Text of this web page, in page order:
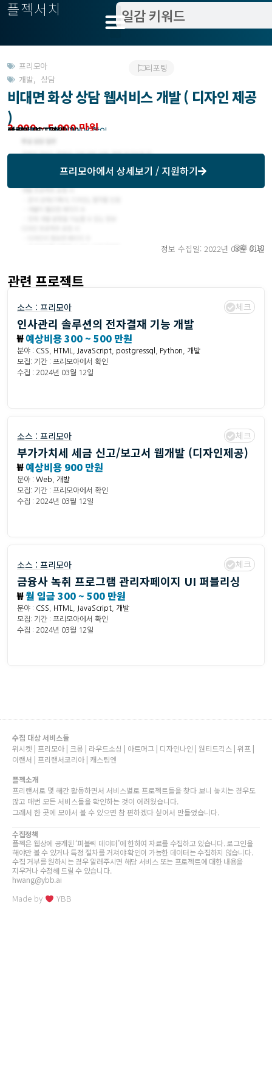
플젝서치
프리모아
개발, 상담
리포팅
비대면 화상 상담 웹서비스 개발 ( 디자인 제공
)
3,000 ~ 5,000 만원
작업방식 : 도급
모집기한 : 프리모아에서 확인
예상기간 : 120일
등록일 : 2022.02.22
관련지역 : 경기
프리모아에서 상세보기 / 지원하기
정보 수집일: 2022년 03월 01일
오후 8:18
관련 프로젝트
소스 : 프리모아 체크
인사관리 솔루션의 전자결재 기능 개발
₩예상비용 300 ~ 500 만원
분야 : CSS HTML JavaScript postgressql Python
개발
모집: 기간 : 프리모아에서 확인
수집 : 2024년 03월 12일
소스 : 프리모아 체크
부가가치세 세금 신고/보고서 웹개발 (디자인제공)
₩예상비용 900 만원
분야 : Web
개발
모집: 기간 : 프리모아에서 확인
수집 : 2024년 03월 12일
소스 : 프리모아 체크
금융사 녹취 프로그램 관리자페이지 UI 퍼블리싱
₩월 임금 300 ~ 500 만원
분야 : CSS HTML JavaScript
개발
모집: 기간 : 프리모아에서 확인
수집 : 2024년 03월 12일
수집 대상 서비스들
위시켓 | 프리모아 | 크몽 | 라우드소싱 | 아트머그 | 디자인나인 | 원티드긱스 | 위프 |
이랜서 | 프리랜서코리아 | 캐스팅엔
플젝소개
프리랜서로 몇 해간 활동하면서 서비스별로 프로젝트들을 찾다 보니 놓치는 경우도
많고 매번 모든 서비스들을 확인하는 것이 어려웠습니다.
그래서 한 곳에 모아서 볼 수 있으면 참 편하겠다 싶어서 만들었습니다.
수집정책
플젝은 웹상에 공개된 ‘퍼블릭 데이터’에 한하여 자료를 수집하고 있습니다. 로그인을
해야만 볼 수 있거나 특정 절차를 거쳐야 확인이 가능한 데이터는 수집하지 않습니다.
수집 거부를 원하시는 경우 알려주시면 해당 서비스 또는 프로젝트에 대한 내용을
지우거나 수정해 드릴 수 있습니다.
hwang@ybb.ai
Made by YBB